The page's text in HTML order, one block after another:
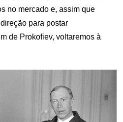
no mercado e, assim que
para postar
de Prokofiev, voltaremos à